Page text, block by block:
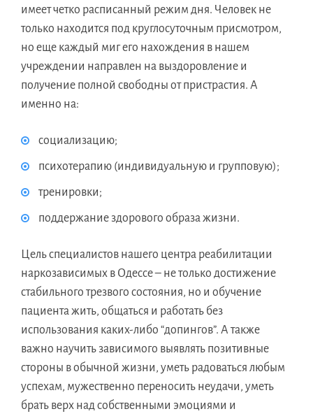
имеет четко расписанный режим дня. Человек не
только находится под круглосуточным присмотром,
но еще каждый миг его нахождения в нашем
учреждении направлен на выздоровление и
получение полной свободны от пристрастия. А
именно на:
социализацию;
психотерапию (индивидуальную и групповую);
тренировки;
поддержание здорового образа жизни.
Цель специалистов нашего центра реабилитации
наркозависимых в Одессе – не только достижение
стабильного трезвого состояния, но и обучение
пациента жить, общаться и работать без
использования каких-либо “допингов”. А также
важно научить зависимого выявлять позитивные
стороны в обычной жизни, уметь радоваться любым
успехам, мужественно переносить неудачи, уметь
брать верх над собственными эмоциями и